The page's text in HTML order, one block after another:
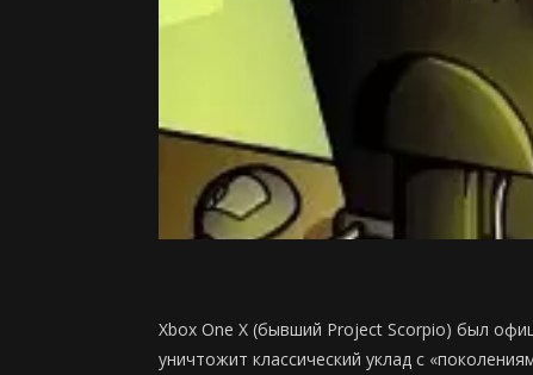
Xbox One X (бывший Project Scorpio) был
уничтожит классический уклад с